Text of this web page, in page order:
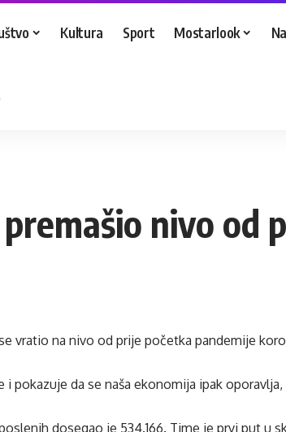
Kultura Sport Mostarlook
nivo od
vratio na nivo od prije početka pandemije
pokazuje da se naša ekonomija ipak
dosegao je 534.166. Time je prvi put u